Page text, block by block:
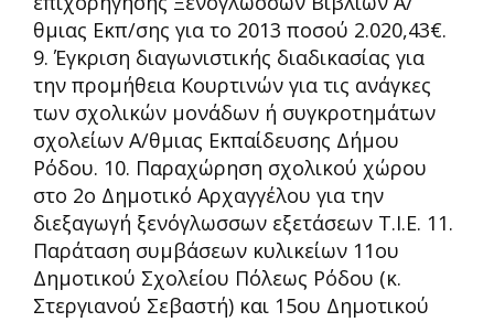
θμιας Εκπ/σης για το 2013 ποσού 2.020,43€.
9. Έγκριση διαγωνιστικής διαδικασίας για
την προμήθεια Κουρτινών για τις ανάγκες
των σχολικών μονάδων ή συγκροτημάτων
σχολείων A/θμιας Εκπαίδευσης Δήμου
Ρόδου. 10. Παραχώρηση σχολικού χώρου
στο 2ο Δημοτικό Αρχαγγέλου για την
διεξαγωγή ξενόγλωσσων εξετάσεων T.I.E. 11.
Παράταση συμβάσεων κυλικείων 11ου
Δημοτικού Σχολείου Πόλεως Ρόδου (κ.
Στεργιανού Σεβαστή) και 15ου Δημοτικού